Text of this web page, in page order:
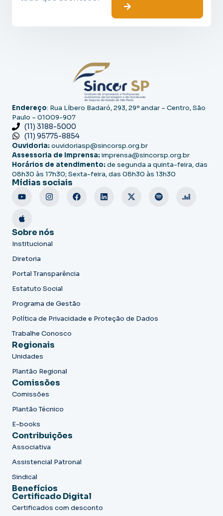
Endereço: Rua Líbero Badaró, 293, 29º andar – Centro, São
Paulo – 01009-907
(11) 3188-5000
(11) 95775-8854
Ouvidoria: ouvidoriasp@sincorsp.org.br
Assessoria de Imprensa: imprensa@sincorsp.org.br
Horários de atendimento: de segunda a quinta-feira, das
08h30 às 17h30; Sexta-feira, das 08h30 às 13h30
Mídias sociais
Sobre nós
Institucional
Diretoria
Portal Transparência
Estatuto Social
Programa de Gestão
Política de Privacidade e Proteção de Dados
Trabalhe Conosco
Regionais
Unidades
Plantão Regional
Comissões
Comissões
Plantão Técnico
E-books
Contribuições
Associativa
Assistencial Patronal
Sindical
Benefícios
Certificado Digital
Certificados com desconto